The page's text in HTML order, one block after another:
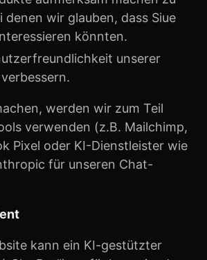
denen wir glauben, dass Siue
könnten.
unserer
werden wir zum Teil
verwenden (z.B. Mailchimp,
Pixel oder KI-Dienstleister wie
für unseren Chat-
kann ein KI-gestützter